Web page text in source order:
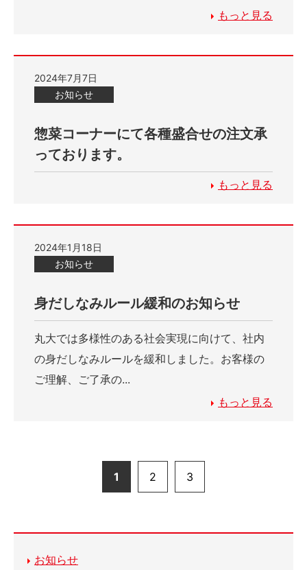
もっと見る
2024年7月7日
お知らせ
惣菜コーナーにて各種盛合せの注文承
っております。
もっと見る
2024年1月18日
お知らせ
身だしなみルール緩和のお知らせ
丸大では多様性のある社会実現に向けて、社内
の身だしなみルールを緩和しました。お客様の
ご理解、ご了承の...
もっと見る
1 2 3
お知らせ